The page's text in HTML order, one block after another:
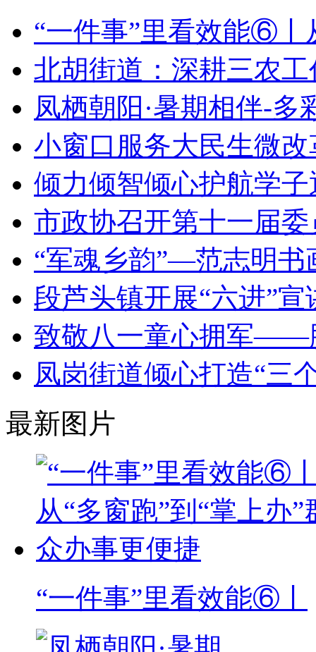
“一件事”里看效能⑥丨
北胡街道：深耕三农
凤栖朝阳·暑期相伴-多
小窗口服务大民生微
倾力倾智倾心护航学
市政协召开第十一届
“军魂乡韵”—范志明书
段芦头镇开展“六进”宣
致敬八一童心拥军——
凤岗街道倾心打造“三
最新图片
“一件事”里看效能⑥丨